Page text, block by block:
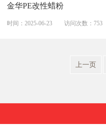
金华PE改性蜡粉
时间：2025-06-23 访问次数：753
上一页